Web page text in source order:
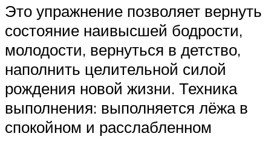
Это упражнение позволяет вернуть
состояние наивысшей бодрости,
молодости, вернуться в детство,
наполнить целительной силой
рождения новой жизни. Техника
выполнения: выполняется лёжа в
спокойном и расслабленном